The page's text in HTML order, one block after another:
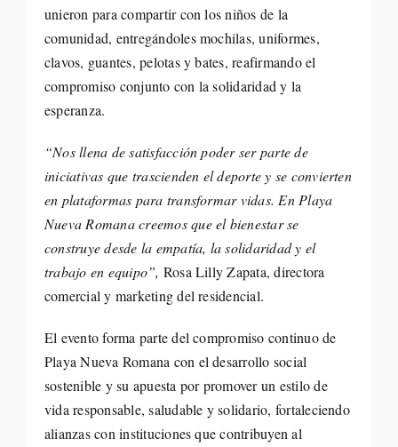
unieron para compartir con los niños de la
comunidad, entregándoles mochilas, uniformes,
clavos, guantes, pelotas y bates, reafirmando el
compromiso conjunto con la solidaridad y la
esperanza.
“Nos llena de satisfacción poder ser parte de
iniciativas que trascienden el deporte y se convierten
en plataformas para transformar vidas. En Playa
Nueva Romana creemos que el bienestar se
construye desde la empatía, la solidaridad y el
trabajo en equipo”, Rosa Lilly Zapata, directora
comercial y marketing del residencial.
El evento forma parte del compromiso continuo de
Playa Nueva Romana con el desarrollo social
sostenible y su apuesta por promover un estilo de
vida responsable, saludable y solidario, fortaleciendo
alianzas con instituciones que contribuyen al